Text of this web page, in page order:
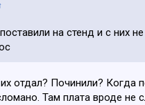
на стенд и с них
отдал? Починили? Когда
Там плата вроде не